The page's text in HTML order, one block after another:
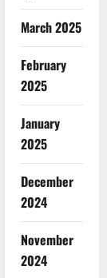
March 2025
February
2025
January
2025
December
2024
November
2024